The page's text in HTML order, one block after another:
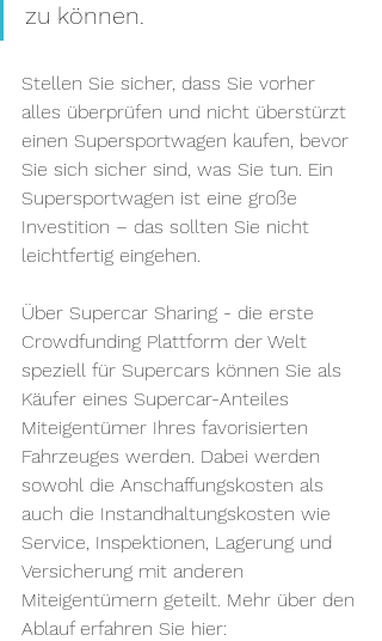
zu können.
Stellen Sie sicher, dass Sie vorher
alles überprüfen und nicht überstürzt
einen Supersportwagen kaufen, bevor
Sie sich sicher sind, was Sie tun. Ein
Supersportwagen ist eine große
Investition – das sollten Sie nicht
leichtfertig eingehen.
Über Supercar Sharing - die erste
Crowdfunding Plattform der Welt
speziell für Supercars können Sie als
Käufer eines Supercar-Anteiles
Miteigentümer Ihres favorisierten
Fahrzeuges werden. Dabei werden
sowohl die Anschaffungskosten als
auch die Instandhaltungskosten wie
Service, Inspektionen, Lagerung und
Versicherung mit anderen
Miteigentümern geteilt. Mehr über den
Ablauf erfahren Sie hier: